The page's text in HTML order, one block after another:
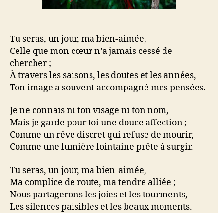
Tu seras, un jour, ma bien-aimée,
Celle que mon cœur n’a jamais cessé de
chercher ;
À travers les saisons, les doutes et les années,
Ton image a souvent accompagné mes pensées.
Je ne connais ni ton visage ni ton nom,
Mais je garde pour toi une douce affection ;
Comme un rêve discret qui refuse de mourir,
Comme une lumière lointaine prête à surgir.
Tu seras, un jour, ma bien-aimée,
Ma complice de route, ma tendre alliée ;
Nous partagerons les joies et les tourments,
Les silences paisibles et les beaux moments.